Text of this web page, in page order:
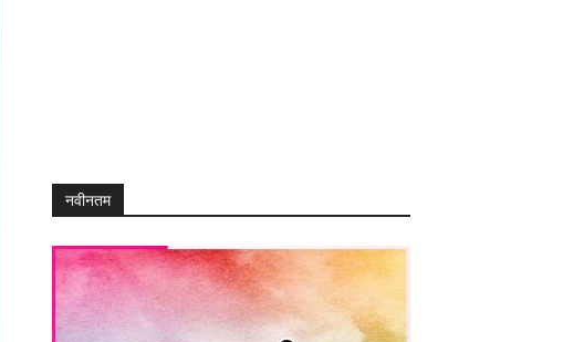
नवीनतम